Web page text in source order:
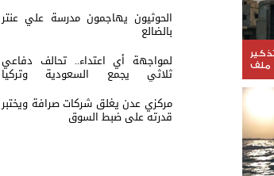
الحوثيون يهاجمون مدرسة علي عنتر
بالضالع
لمواجهة أي اعتداء.. تحالف دفاعي
ثلاثي يجمع السعودية وتركيا
وباكستان
مركزي عدن يغلق شركات صرافة ويختبر
قدرته على ضبط السوق